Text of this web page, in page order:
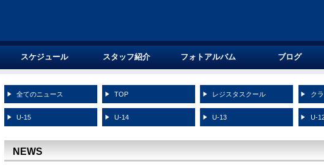
スケジュール スタッフ紹介 フォトアルバム ブログ
全てのニュース TOP レジスタスクール ク
U-15 U-14 U-13 U-
NEWS